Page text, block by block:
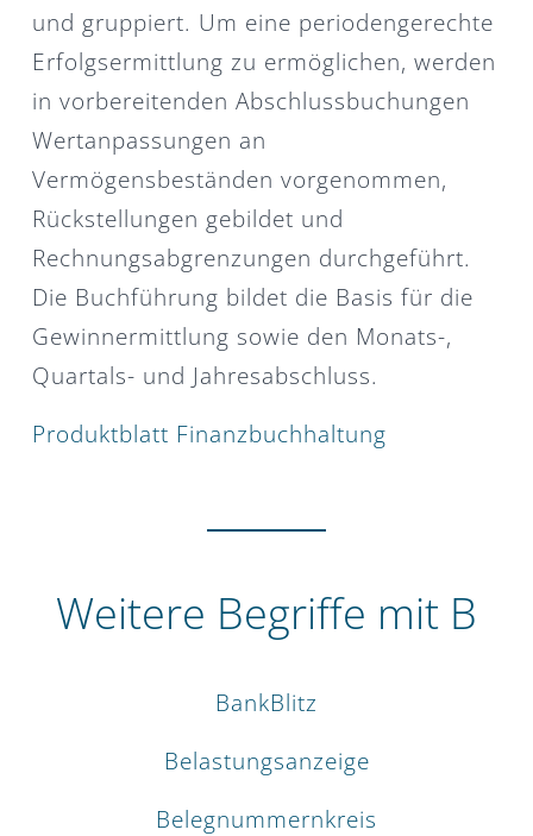
und gruppiert. Um eine periodengerechte
Erfolgsermittlung zu ermöglichen, werden
in vorbereitenden Abschlussbuchungen
Wertanpassungen an
Vermögensbeständen vorgenommen,
Rückstellungen gebildet und
Rechnungsabgrenzungen durchgeführt.
Die Buchführung bildet die Basis für die
Gewinnermittlung sowie den Monats-,
Quartals- und Jahresabschluss.
Produktblatt Finanzbuchhaltung
Weitere Begriffe mit B
BankBlitz
Belastungsanzeige
Belegnummernkreis